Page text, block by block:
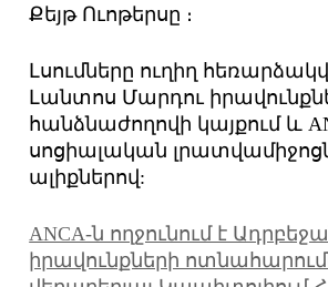
Քեյթ Ուոթերսը ։
Լսումները ուղիղ
Լանտոս Մարդու
հանձնաժողովի կայքում և
սոցիալական
ալիքներով:
ANCA-ն ողջունում է
իրավունքների